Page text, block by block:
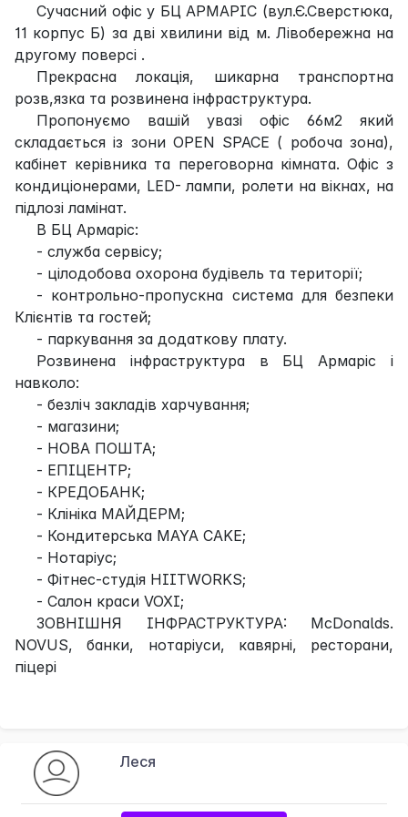
Сучасний офіс у БЦ АРМАРІС (вул.Є.Сверстюка,
11 корпус Б) за дві хвилини від м. Лівобережна на
другому поверсі .
Прекрасна локація, шикарна транспортна
розв,язка та розвинена інфраструктура.
Пропонуємо вашій увазі офіс 66м2 який
складається із зони OPEN SPACE ( робоча зона),
кабінет керівника та переговорна кімната. Офіс з
кондиціонерами, LED- лампи, ролети на вікнах, на
підлозі ламінат.
В БЦ Армаріс:
- служба сервісу;
- цілодобова охорона будівель та території;
- контрольно-пропускна система для безпеки
Клієнтів та гостей;
- паркування за додаткову плату.
Розвинена інфраструктура в БЦ Армаріс і
навколо:
- безліч закладів харчування;
- магазини;
- НОВА ПОШТА;
- ЕПІЦЕНТР;
- КРЕДОБАНК;
- Клініка МАЙДЕРМ;
- Кондитерська MAYA CAKE;
- Нотаріус;
- Фітнес-студія HIITWORKS;
- Салон краси VOXI;
ЗОВНІШНЯ ІНФРАСТРУКТУРА: McDonalds.
NOVUS, банки, нотаріуси, кавярні, ресторани,
піцері
Леся